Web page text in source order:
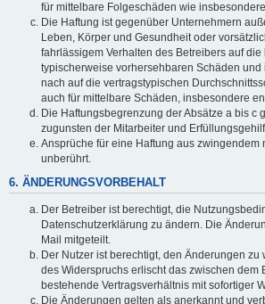
für mittelbare Folgeschäden wie
Die Haftung ist gegenüber Unternehmern
Leben, Körper und Gesundheit oder
fahrlässigem Verhalten des Betreibers auf die
typischerweise vorhersehbaren Schäden und
nach auf die vertragstypischen
auch für mittelbare Schäden, insbesondere
Die Haftungsbegrenzung der Absätze a bis c
zugunsten der Mitarbeiter und
Ansprüche für eine Haftung aus zwingendem
unberührt.
6. ÄNDERUNGSVORBEHALT
Der Betreiber ist berechtigt, die
Datenschutzerklärung zu ändern. Die
Mail mitgeteilt.
Der Nutzer ist berechtigt, den Änderungen zu
des Widerspruchs erlischt das zwischen dem
bestehende Vertragsverhältnis mit sofortiger
Die Änderungen gelten als anerkannt und